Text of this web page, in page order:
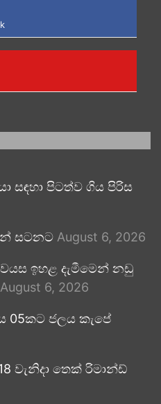
සඳහා පිටත්ව ගිය පිරිස
සටනට August 6, 2026
ඉහළ දැමීමෙන් නඩු
August 6, 2026
05කට ජලය කැපේ
වැනිදා තෙක් රිමාන්ඩ්